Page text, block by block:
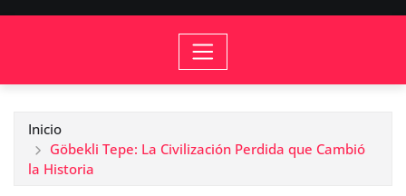
Inicio
Göbekli Tepe: La Civilización Perdida que Cambió
la Historia